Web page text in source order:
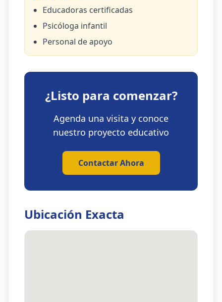
Educadoras certificadas
Psicóloga infantil
Personal de apoyo
¿Listo para comenzar?
Agenda una visita y conoce
nuestro proyecto educativo
Contactar Ahora
Ubicación Exacta